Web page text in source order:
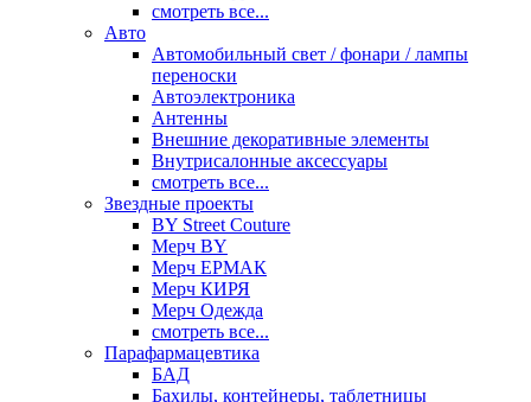
смотреть все...
Авто
Автомобильный свет / фонари / лампы
переноски
Автоэлектроника
Антенны
Внешние декоративные элементы
Внутрисалонные аксессуары
смотреть все...
Звездные проекты
BY Street Couture
Мерч BY
Мерч ЕРМАК
Мерч КИРЯ
Мерч Одежда
смотреть все...
Парафармацевтика
БАД
Бахилы, контейнеры, таблетницы